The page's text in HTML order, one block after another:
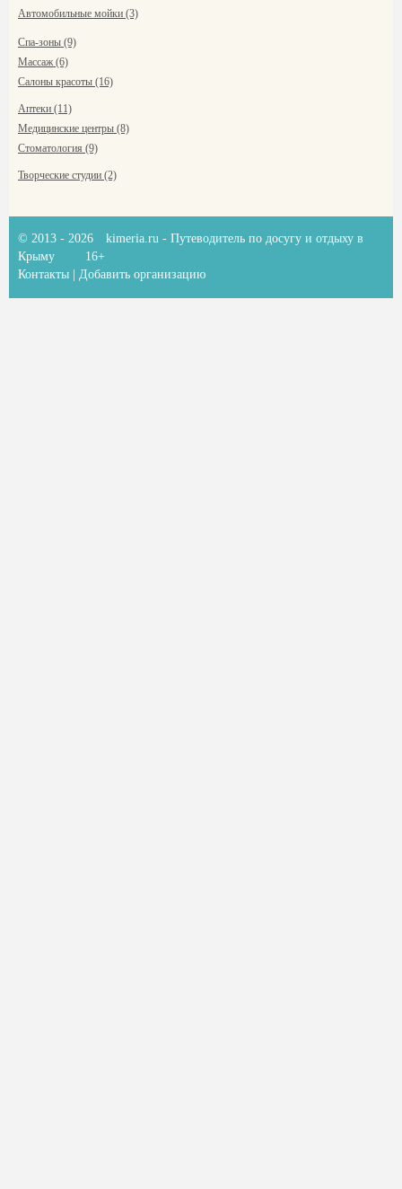
Автомобильные мойки (3)
Спа-зоны (9)
Массаж (6)
Салоны красоты (16)
Аптеки (11)
Медицинские центры (8)
Стоматология (9)
Творческие студии (2)
© 2013 - 2026 kimeria.ru - Путеводитель по досугу и отдыху в
Крыму
16+
Контакты
Добавить организацию